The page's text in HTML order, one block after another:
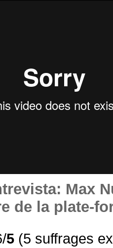
: Max
de la plate-
5 (5 suffrages